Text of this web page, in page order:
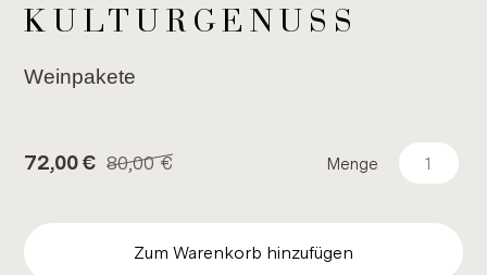
KUL­TUR­GE­NUSS
Wein­pa­ke­te
72,00€ 80,00€ Menge
Zum Warenkorb hinzufügen